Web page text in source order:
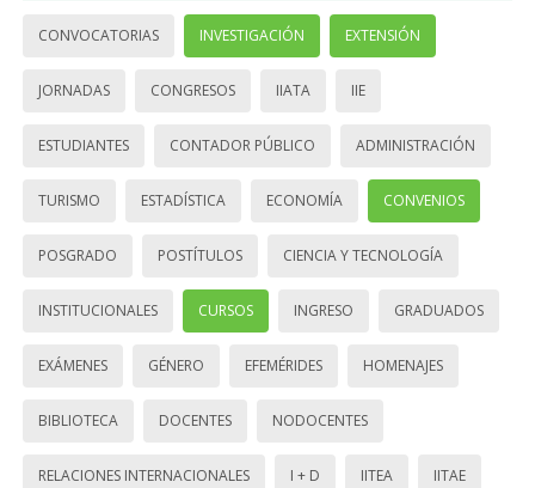
CONVOCATORIAS INVESTIGACIÓN EXTENSIÓN
JORNADAS CONGRESOS IIATA IIE
ESTUDIANTES CONTADOR PÚBLICO ADMINISTRACIÓN
TURISMO ESTADÍSTICA ECONOMÍA CONVENIOS
POSGRADO POSTÍTULOS CIENCIA Y TECNOLOGÍA
INSTITUCIONALES CURSOS INGRESO GRADUADOS
EXÁMENES GÉNERO EFEMÉRIDES HOMENAJES
BIBLIOTECA DOCENTES NODOCENTES
RELACIONES INTERNACIONALES I + D IITEA IITAE